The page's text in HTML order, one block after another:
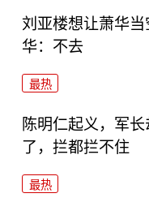
刘亚楼想让萧华
华：不去
最热
陈明仁起义，军
了，拦都拦不住
最热